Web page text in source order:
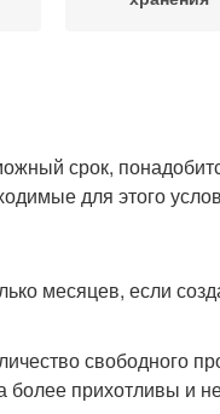
срок,
для этого
месяцев, если
свободного
более прихотливы и